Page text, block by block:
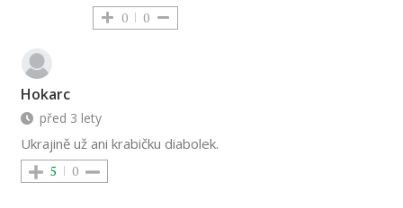
0 0
Hokarc
před 3 lety
Ukrajině už ani krabičku diabolek.
5 0